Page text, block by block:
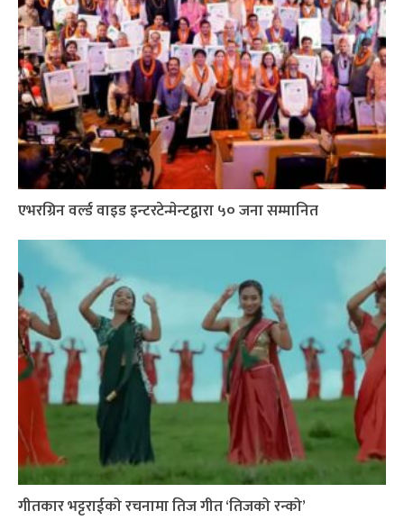
एभरग्रिन वर्ल्ड वाइड इन्टरटेन्मेन्टद्वारा ५० जना सम्मानित
गीतकार भट्टराईको रचनामा तिज गीत ‘तिजको रन्को’